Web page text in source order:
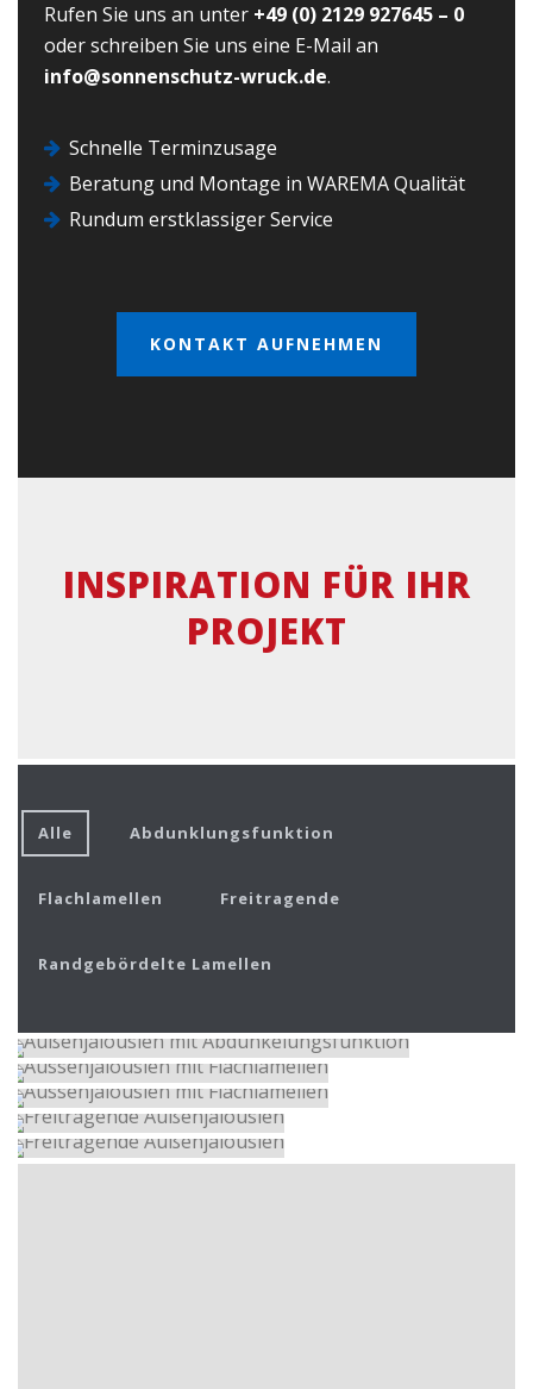
Rufen Sie uns an unter +49 (0) 2129 927645 – 0
oder schreiben Sie uns eine E-Mail an
info@sonnenschutz-wruck.de.
Schnelle Terminzusage
Beratung und Montage in WAREMA Qualität
Rundum erstklassiger Service
KONTAKT AUFNEHMEN
INSPIRATION FÜR IHR
PROJEKT
Alle Abdunklungsfunktion
Flachlamellen Freitragende
Randgebördelte Lamellen